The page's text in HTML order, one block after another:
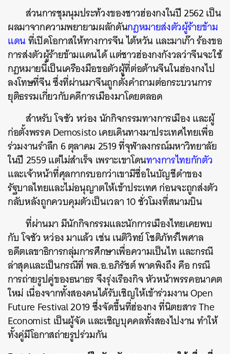
ส่วนการชุมนุมประท้วงของชาวฮ่องกงในปี 2562 เป็น
ผลมาจากความพยายามผลักดันกฎหมายส่งตัวผู้ร้ายข้าม
แดนที่เปิดโอกาสให้ทางการจีน ไต้หวัน และมาเก๊า ร้องขอ
การส่งตัวผู้ร้ายข้ามแดนได้ แต่ชาวฮ่องกงกังวลว่าจีนจะใช้
กฎหมายนี้เป็นเครืองมือขอตัวผู้ที่ต่อต้านจีนในฮ่องกงไป
ลงโทษที่จีน ซึ่งที่ผ่านมาจีนถูกตั้งคำถามต่อกระบวนการ
ยุติธรรมเกี่ยวกับคดีการเมืองมาโดยตลอด
สำหรับ โจชัว หว่อง นักกิจกรรมทางการเมือง และผู้
ก่อตั้งพรรค Demosisto เคยเดินทางมาประเทศไทยเพื่อ
ร่วมงานรำลึก 6 ตุลาคม 2519 ที่จุฬาลงกรณ์มหาวิทยาลัย
ในปี 2559 แต่ไม่สำเร็จ เพราะเขาโดนทางการไทยกักตัว
และเจ้าหน้าที่ศุลกากรบอกว่าเขามีชื่อในบัญชีดำของ
รัฐบาลไทยและไม่อนุญาตให้เข้าประเทศ ก่อนจะถูกส่งตัว
กลับหลังถูกควบคุมตัวเป็นเวลา 10 ชั่วโมงที่สนามบิน
ที่ผ่านมา มีนักกิจกรรมและนักการเมืองไทยเคยพบ
กับ โจชัว หว่อง มาแล้ว เช่น เนติวิทย์ โชติภัทร์ไพศาล
อดีตเลขาธิการกลุ่มการศึกษาเพื่อความเป็นไท และกรณี
ล่าสุดและเป็นกรณีที่ พล.อ.อภิรัชต์ พาดพิงถึง คือ กรณี
การถ่ายรูปคู่ของธนาธร จึงรุ่งเรืองกิจ หัวหน้าพรรคอนาคต
ใหม่ เนื่องจากทั้งสองคนได้รับเชิญให้เข้าร่วมงาน Open
Future Festival 2019ซึ่งจัดขึ้นที่ฮ่องกงที่นิตยสาร The
Economist เป็นผู้จัด และเชิญบุคคลทั้งสองไปงาน ทำให้
ทั้งคู่มีโอกาสถ่ายรูปร่วมกัน